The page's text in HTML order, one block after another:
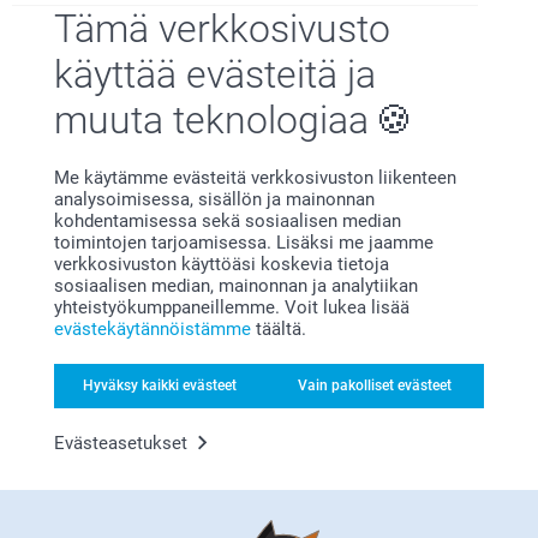
Tämä verkkosivusto
käyttää evästeitä ja
muuta teknologiaa
Me käytämme evästeitä verkkosivuston liikenteen
analysoimisessa, sisällön ja mainonnan
kohdentamisessa sekä sosiaalisen median
toimintojen tarjoamisessa. Lisäksi me jaamme
verkkosivuston käyttöäsi koskevia tietoja
sosiaalisen median, mainonnan ja analytiikan
yhteistyökumppaneillemme. Voit lukea lisää
evästekäytännöistämme täältä.
Hyväksy kaikki evästeet Vain pakolliset evästeet
Evästeasetukset
23.7.2026
Todella nätti kesäkukkamuki ripeästi toimitettuna.
2.7.2026
Kuva oli kovin pieni. Oletin olevan noin puolet mukista.
Sisko Jaakkola,
16.6.2026
Painolaatu oli hyvä ja lopputulos niinkuin suunniteltu.
Näytä reaktiot
14:27